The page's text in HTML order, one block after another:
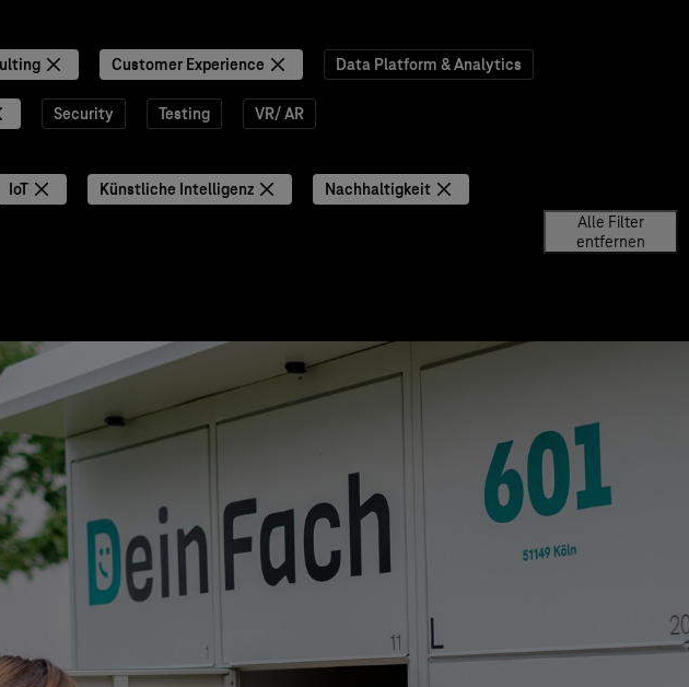
Customer Experience Data Platform & Analytics
Security Testing VR/ AR
IoT Künstliche Intelligenz Nachhaltigkeit
Alle Filter
entfernen